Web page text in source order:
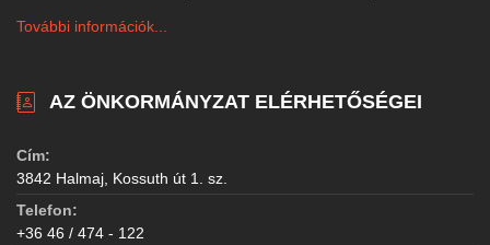
További információk...
AZ ÖNKORMÁNYZAT ELÉRHETŐSÉGEI
Cím:
3842 Halmaj, Kossuth út 1. sz.
Telefon:
+36 46 / 474 - 122